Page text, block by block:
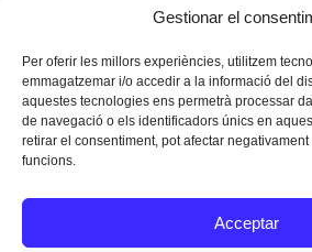
Gestionar el
Per oferir les millors experiències, utilitzem
emmagatzemar i/o accedir a la informació del
aquestes tecnologies ens permetrà processar
de navegació o els identificadors únics en
retirar el consentiment, pot afectar
funcions.
Acceptar
Instagram
Texts Legals